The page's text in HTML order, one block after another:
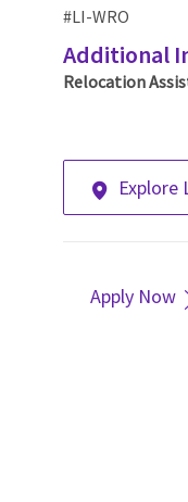
#LI-WRO
Additional
Relocation
Explore
Apply Now